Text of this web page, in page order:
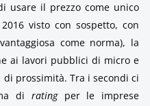
usare il prezzo come unico
visto con sospetto, con
come norma), la
ai lavori pubblici di micro e
prossimità. Tra i secondi ci
di rating per le imprese